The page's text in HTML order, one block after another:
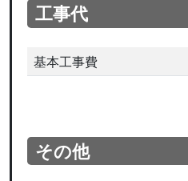
工事代
基本工事費
その他